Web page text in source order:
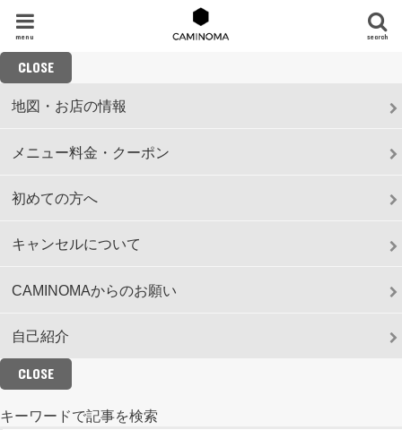
search
menu
CLOSE
地図・お店の情報
メニュー料金・クーポン
初めての方へ
キャンセルについて
CAMINOMAからのお願い
自己紹介
CLOSE
キーワードで記事を検索